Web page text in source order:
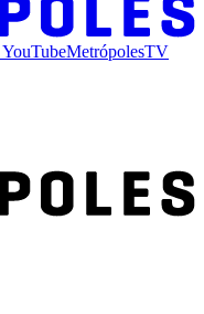
YouTubeMetrópolesTV